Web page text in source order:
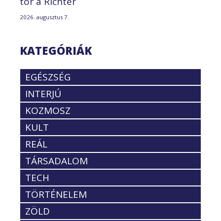
2026. augusztus 7.
KATEGÓRIÁK
EGÉSZSÉG
INTERJÚ
KOZMOSZ
KULT
REÁL
TÁRSADALOM
TECH
TÖRTÉNELEM
ZÖLD